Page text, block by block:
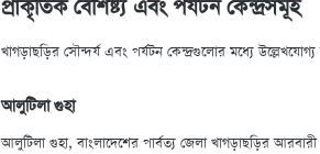
প্রাকৃতিক বৈশিষ্ট্য এবং পর্যটন কেন্দ্রসমূহ
খাগড়াছড়ির সৌন্দর্য এবং পর্যটন কেন্দ্রগুলোর মধ্যে
আলুটিলা গুহা
আলুটিলা গুহা, বাংলাদেশের পার্বত্য জেলা খাগড়াছড়ির